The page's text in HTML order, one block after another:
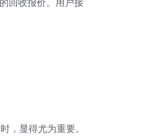
，显得尤为重要。